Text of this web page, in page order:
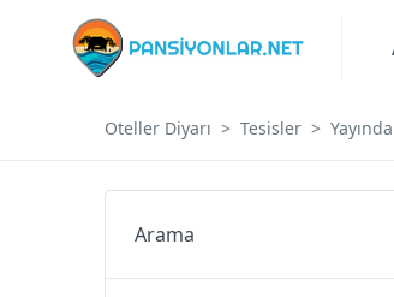
Oteller Diyarı Tesisler
Arama